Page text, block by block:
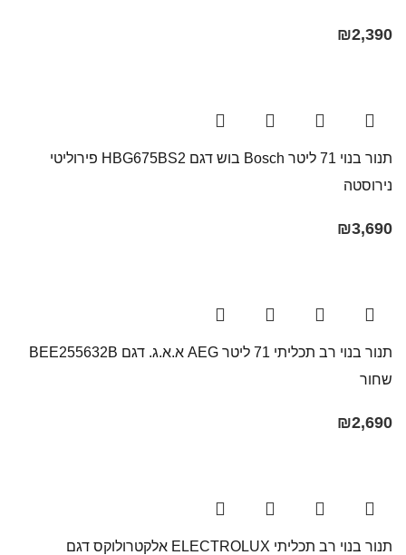
₪2,390
תנור בנוי 71 ליטר Bosch בוש דגם HBG675BS2 פירוליטי
נירוסטה
₪3,690
תנור בנוי רב תכליתי 71 ליטר AEG א.א.ג. דגם BEE255632B
שחור
₪2,690
תנור בנוי רב תכליתי ELECTROLUX אלקטרולוקס דגם